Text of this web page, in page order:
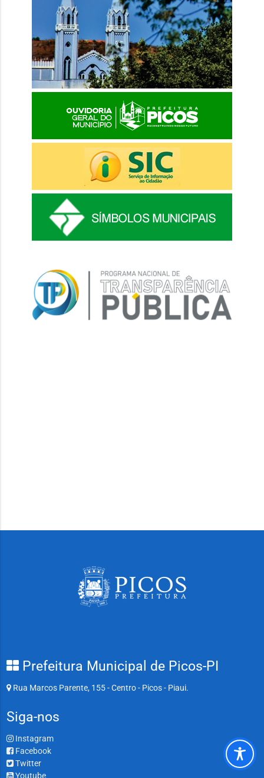
Prefeitura Municipal de Picos-PI
Rua Marcos Parente, 155 - Centro - Picos - Piaui.
Siga-nos
Instagram
Facebook
Twitter
Youtube